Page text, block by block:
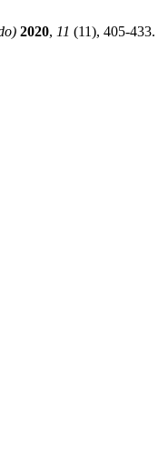
2020, 11 (11), 405-433.